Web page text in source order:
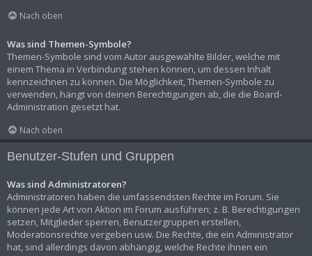
Nach oben
Was sind Themen-Symbole?
Themen-Symbole sind vom Autor ausgewählte Bilder, welche mit
einem Thema in Verbindung stehen können, um dessen Inhalt
kennzeichnen zu können. Die Möglichkeit, Themen-Symbole zu
verwenden, hängt von deinen Berechtigungen ab, die die Board-
Administration gesetzt hat.
Nach oben
Benutzer-Stufen und Gruppen
Was sind Administratoren?
Administratoren haben die umfassendsten Rechte im Forum. Sie
können jede Art von Aktion im Forum ausführen; z. B. Berechtigungen
setzen, Mitglieder sperren, Benutzergruppen erstellen,
Moderationsrechte vergeben usw. Die Rechte, die ein Administrator
hat, sind allerdings davon abhängig, welche Rechte ihnen ein